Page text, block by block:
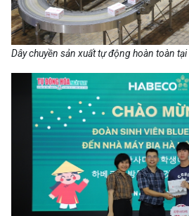
Dây chuyền sản xuất tự động hoàn toàn tại